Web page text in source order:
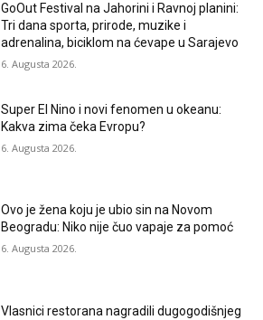
GoOut Festival na Jahorini i Ravnoj planini:
Tri dana sporta, prirode, muzike i
adrenalina, biciklom na ćevape u Sarajevo
6. Augusta 2026.
Super El Nino i novi fenomen u okeanu:
Kakva zima čeka Evropu?
6. Augusta 2026.
Ovo je žena koju je ubio sin na Novom
Beogradu: Niko nije čuo vapaje za pomoć
6. Augusta 2026.
Vlasnici restorana nagradili dugogodišnjeg